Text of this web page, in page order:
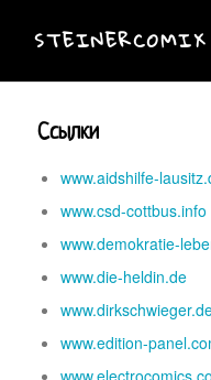
STEINERCOMIX
Ссылки
www.aidshilfe-
www.csd-cottbus.info
www.demokratie-
www.die-heldin.de
www.edition-